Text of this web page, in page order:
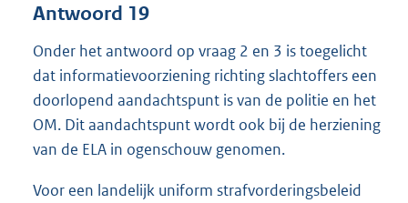
Antwoord 19
Onder het antwoord op vraag 2 en 3 is toegelicht
dat informatievoorziening richting slachtoffers een
doorlopend aandachtspunt is van de politie en het
OM. Dit aandachtspunt wordt ook bij de herziening
van de ELA in ogenschouw genomen.
Voor een landelijk uniform strafvorderingsbeleid